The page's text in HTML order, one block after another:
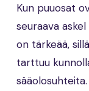
Kun puuosat
seuraava
on tärkeää,
tarttuu